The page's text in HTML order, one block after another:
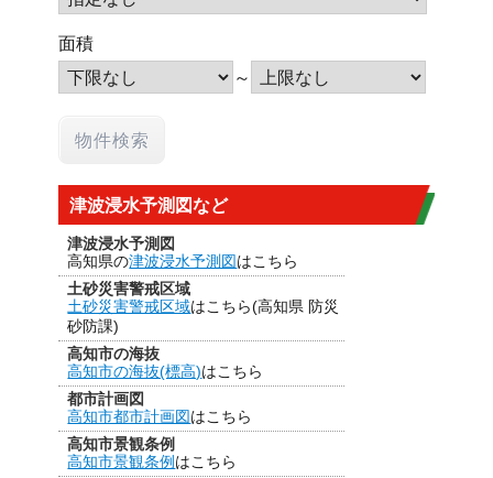
面積
～
津波浸水予測図など
津波浸水予測図
高知県の津波浸水予測図はこちら
土砂災害警戒区域
土砂災害警戒区域はこちら(高知県 防災
砂防課)
高知市の海抜
高知市の海抜(標高)はこちら
都市計画図
高知市都市計画図はこちら
高知市景観条例
高知市景観条例 はこちら